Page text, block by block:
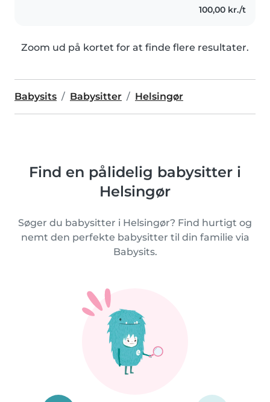
100,00 kr./t
Zoom ud på kortet for at finde flere resultater.
Babysits Babysitter Helsingør
Find en pålidelig babysitter i
Helsingør
Søger du babysitter i Helsingør? Find hurtigt og
nemt den perfekte babysitter til din familie via
Babysits.